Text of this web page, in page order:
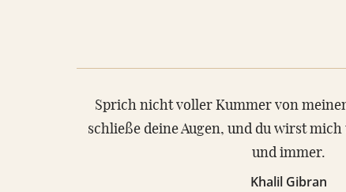
KONTAKT
REFERENZEN
Sprich nicht voller Kummer von
schließe deine Augen, und du wirst
und immer.
Khalil Gibran